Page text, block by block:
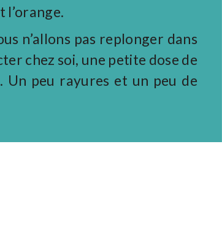
l’orange.
n’allons pas replonger dans
chez soi, une petite dose de
Un peu rayures et un peu de